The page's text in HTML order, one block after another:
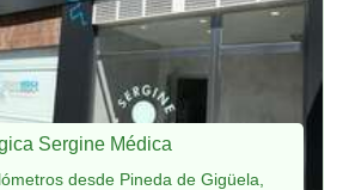
Sergine Médica
desde Pineda de Gigüela,